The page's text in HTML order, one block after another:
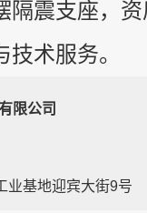
隔震支座，
术服务。
限公司
业基地迎宾大街9号